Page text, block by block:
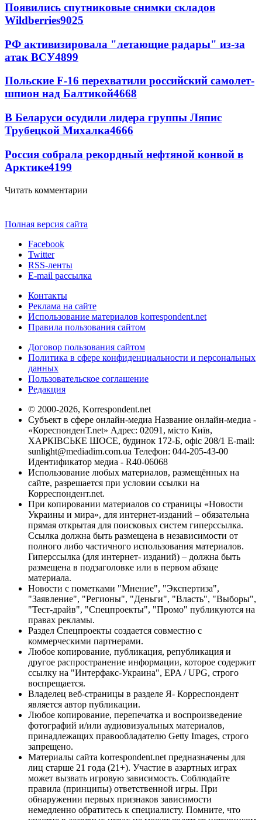
Появились спутниковые снимки складов
Wildberries9025
РФ активизировала "летающие радары" из-за
атак ВСУ4899
Польские F-16 перехватили российский самолет-
шпион над Балтикой4668
В Беларуси осудили лидера группы Ляпис
Трубецкой Михалка4666
Россия собрала рекордный нефтяной конвой в
Арктике4199
Читать комментарии
Полная версия сайта
Facebook
Twitter
RSS-ленты
E-mail рассылка
Контакты
Реклама на сайте
Использование материалов korrespondent.net
Правила пользования сайтом
Договор пользования сайтом
Политика в сфере конфиденциальности и персональных
данных
Пользовательское соглашение
Редакция
© 2000-2026, Korrespondent.net
Субъект в сфере онлайн-медиа Название онлайн-медиа -
«КореспонденТ.net» Адрес: 02091, місто Київ,
ХАРКІВСЬКЕ ШОСЕ, будинок 172-Б, офіс 208/1 E-mail:
sunlight@mediadim.com.ua Телефон: 044-205-43-00
Идентификатор медиа - R40-06068
Использование любых материалов, размещённых на
сайте, разрешается при условии ссылки на
Корреспондент.net.
При копировании материалов со страницы «Новости
Украины и мира», для интернет-изданий – обязательна
прямая открытая для поисковых систем гиперссылка.
Ссылка должна быть размещена в независимости от
полного либо частичного использования материалов.
Гиперссылка (для интернет- изданий) – должна быть
размещена в подзаголовке или в первом абзаце
материала.
Новости с пометками "Мнение", "Экспертиза",
"Заявление", "Регионы", "Деньги", "Власть", "Выборы",
"Тест-драйв", "Спецпроекты", "Промо" публикуются на
правах рекламы.
Раздел Спецпроекты создается совместно с
коммерческими партнерами.
Любое копирование, публикация, републикация и
другое распространение информации, которое содержит
ссылку на "Интерфакс-Украина", EPA / UPG, строго
воспрещается.
Владелец веб-страницы в разделе Я- Корреспондент
является автор публикации.
Любое копирование, перепечатка и воспроизведение
фотографий и/или аудиовизуальных материалов,
принадлежащих правообладателю Getty Images, строго
запрещено.
Материалы сайта korrespondent.net предназначены для
лиц старше 21 года (21+). Участие в азартных играх
может вызвать игровую зависимость. Соблюдайте
правила (принципы) ответственной игры. При
обнаружении первых признаков зависимости
немедленно обратитесь к специалисту. Помните, что